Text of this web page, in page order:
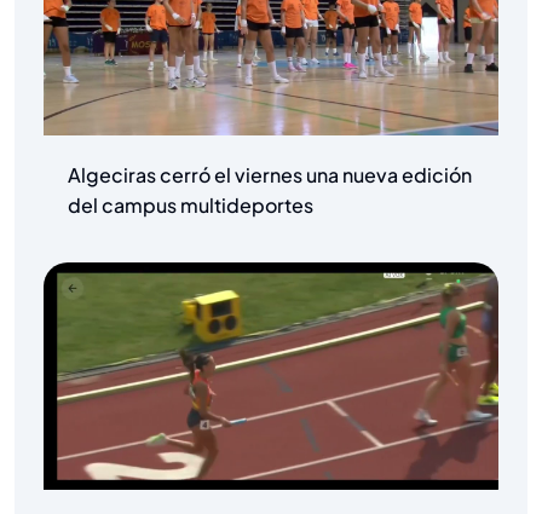
Algeciras cerró el viernes una nueva edición
del campus multideportes